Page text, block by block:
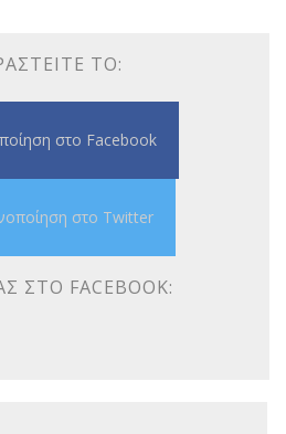
ΤΟ:
στο Facebook
στο Twitter
ΣΤΟ FACEBOOK: